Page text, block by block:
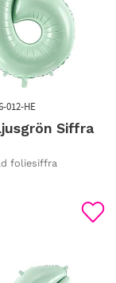
Siffra
foliesiffra
012-HE